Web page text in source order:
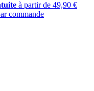
à partir de 49,90 €
commande